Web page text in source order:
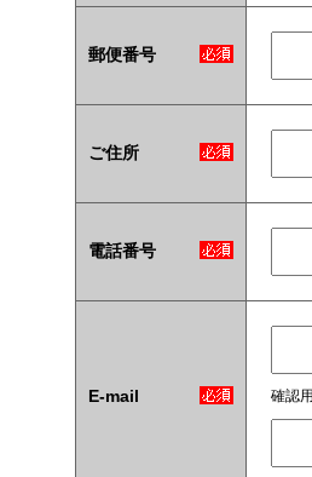
郵便番号
ご住所
電話番号
E-mail 確認